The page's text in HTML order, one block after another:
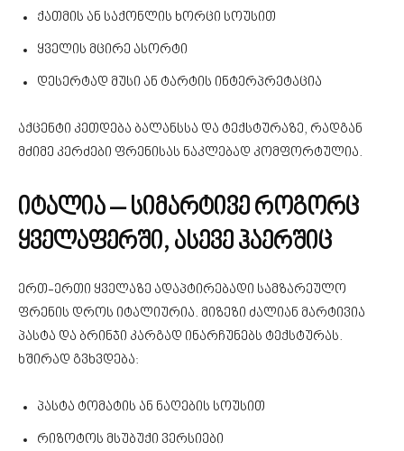
ქათმის ან საქონლის ხორცი სოუსით
ყველის მცირე ასორტი
დესერტად მუსი ან ტარტის ინტერპრეტაცია
აქცენტი კეთდება ბალანსსა და ტექსტურაზე, რადგან
მძიმე კერძები ფრენისას ნაკლებად კომფორტულია.
იტალია – სიმარტივე როგორც
ყველაფერში, ასევე ჰაერშიც
ერთ-ერთი ყველაზე ადაპტირებადი სამზარეულო
ფრენის დროს იტალიურია. მიზეზი ძალიან მარტივია
პასტა და ბრინჯი კარგად ინარჩუნებს ტექსტურას.
ხშირად გვხვდება:
პასტა ტომატის ან ნაღების სოუსით
რიზოტოს მსუბუქი ვერსიები